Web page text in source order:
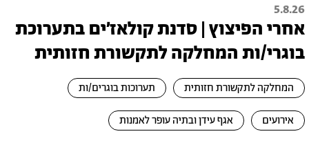
5.8.26
אחרי הפיצוץ | סדנת קולאז׳ים בתערוכת
בוגרי/ות המחלקה לתקשורת חזותית
המחלקה לתקשורת חזותית תערוכות בוגרים/ות
אירועים אגף עידן ובתיה עופר לאמנות